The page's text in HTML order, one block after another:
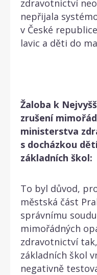
zdravotnictví
nepřijala
v České
lavic a děti do
Žaloba k
zrušení
ministerstva
s docházkou
základních škol:
To byl důvod,
městská část
správnímu
mimořádných
zdravotnictví
základních škol
negativně